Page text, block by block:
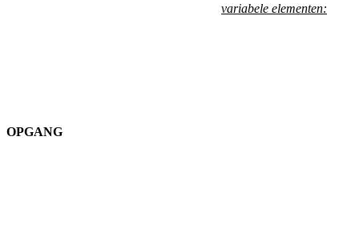
variabele elementen:
OPGANG